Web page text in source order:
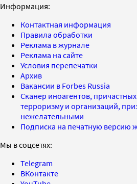
Информация:
Контактная информация
Правила обработки
Реклама в журнале
Реклама на сайте
Условия перепечатки
Архив
Вакансии в Forbes Russia
Сканер иноагентов,
терроризму и организаций,
нежелательными
Подписка на печатную версию
Мы в соцсетях:
Telegram
ВКонтакте